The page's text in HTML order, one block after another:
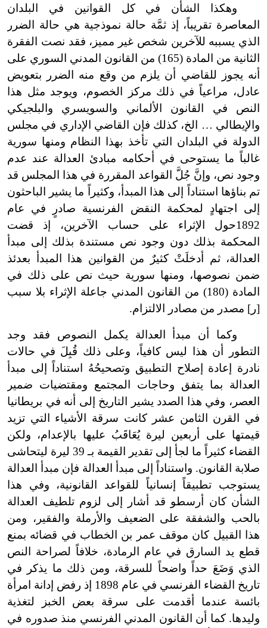
وهكذا الشأن في كل القوانين في البلدان
المعاصرة تقريباً، إذ ثمَّة حالة نموذجية هي حالة الضرر
الذي يسببه للآخرين شخص غير مميز، فقد نصت الفقرة
الثانية من المادة (165) من القانون المدني السوري على
أنه يجوز للقاضي أن يلزم من وقع منه الضرر بتعويض
عادل، مراعياً في ذلك مركز الخصوم، ويوجد مثل هذا
النص في القانون الألماني والسويسري والبلجيكي
والإيطالي … الخ، كذلك فإن القاضي الإداري في مجلس
الدولة في البلدان التي تأخذ بهذا النظام ومنها سورية
غالباً ما يستوحى في أحكامه مبادئ العدالة عند عدم
وجود نص، وإنَّ جُلَّ القواعد المقررة في هذا المجلس قد
تم بناؤها استناداً إلى هذا المبدأ، وكثيراً ما يشير الباحثون
إلى اجتهادٍ لمحكمة النقض الفرنسية صادرٍ في عام
1892حول الإثراء على حساب الآخرين، إذ قضت
المحكمة بذلك دون وجود نص مستندة بذلك إلى مبدأ
العدالة، ثم أدخلَتْ كثيرٌ من القوانين هذا المبدأ بعدئذ
ضمن نصوصها، ومنها سورية حيث نص على ذلك في
المادة (180) من القانون المدني جاعلة الإثراء بلا سبب
[ر] مصدر من مصادر الالتزام.
وكما أن مبدأ العدالة يكمل النصوص فقد وجد
التطور أن هذا ليس كافياً، وعلى ذلك قُبِلَ في حالات
نادرة إعادة إصلاح التطبيق وتصحيحُهُ استناداً إلى مبدأ
العدالة بما يتفق وحاجات المجتمع ومقتضيات ضمير
العصر، وفي هذا الصدد يشير التاريخ إلى أنه في بريطانيا
في القرن الثامن عشر كانت سرقة الأشياء التي تزيد
قيمتها على أربعين ليرة يُعَاقَبُ عليها بالإعدام، ولكن
القضاء كثيراً ما لجأ إلى تقدير القيمة بـ 39 ليرة ليتحاشى
صلابة القانون. واستناداً إلى مبدأ العدالة فإن مبدأ العدالة
يستوجب تطبيقاً إنسانياً للقواعد القانونية، وفي هذا
الشأن كان أرسطو قد أشار إلى لزوم تلطيف العدالة
بالحب والشفقة على الضعيف والأرملة والفقير، ومن
هذا القبيل كان موقف عمر بن الخطاب في قضائه بمنع
قطع يد السارق في عام الرمادة، خلافاً لصراحة النص
الذي وَضَعَ حداً واضحاً للسرقة، ومن ذلك ما يذكر في
تاريخ القضاء الفرنسي في عام 1898 إذ رفض إدانة امرأة
بائسة عندما أقدمت على سرقة بعض الخبز لتغذية
وليدها. كما أن القانون المدني الفرنسي منذ صدوره في